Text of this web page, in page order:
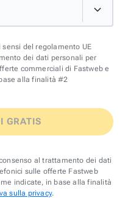
sensi del regolamento UE
dei dati personali per
commerciali di Fastweb e
alla finalità #2
GRATIS
al trattamento dei dati
sulle offerte Fastweb
indicate, in base alla finalità
sulla privacy.